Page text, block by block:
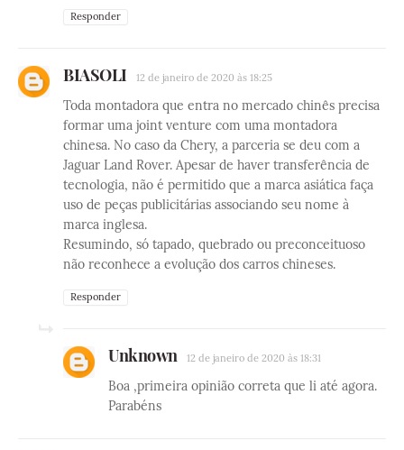
Responder
BIASOLI 12 de janeiro de 2020 às 18:25
Toda montadora que entra no mercado chinês precisa
formar uma joint venture com uma montadora
chinesa. No caso da Chery, a parceria se deu com a
Jaguar Land Rover. Apesar de haver transferência de
tecnologia, não é permitido que a marca asiática faça
uso de peças publicitárias associando seu nome à
marca inglesa.
Resumindo, só tapado, quebrado ou preconceituoso
não reconhece a evolução dos carros chineses.
Responder
Unknown 12 de janeiro de 2020 às 18:31
Boa ,primeira opinião correta que li até agora.
Parabéns